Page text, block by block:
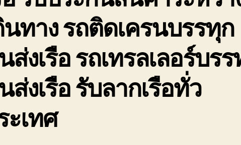
นทาง รถติดเครนบรรทุก
ส่งเรือ รถเทรลเลอร์บร
ส่งเรือ รับลากเรือทั่ว
ะเทศ